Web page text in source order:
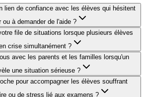
lien de confiance avec les élèves qui hésitent
ou à demander de l'aide ?
file de situations lorsque plusieurs élèves
crise simultanément ?
avec les parents et les familles lorsqu'un
une situation sérieuse ?
pour accompagner les élèves souffrant
ou de stress lié aux examens ?